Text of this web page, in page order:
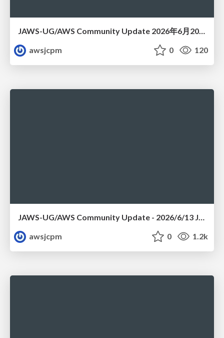
awsjcpm
0 120
JAWS-UG/AWS Community Update - 2026/6/13 JAWS-UG TOHOKU 仙台
awsjcpm
0 1.2k